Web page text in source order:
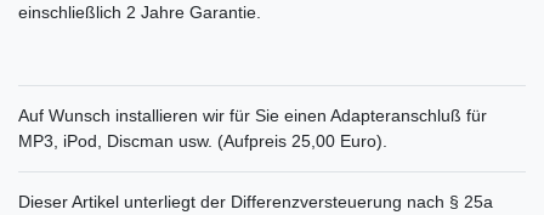
einschließlich 2 Jahre Garantie.
Auf Wunsch installieren wir für Sie einen Adapteranschluß für
MP3, iPod, Discman usw. (Aufpreis 25,00 Euro).
Dieser Artikel unterliegt der Differenzversteuerung nach § 25a